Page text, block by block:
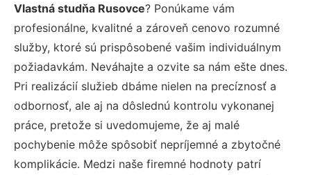
Vlastná studňa Rusovce? Ponúkame vám
profesionálne, kvalitné a zároveň cenovo rozumné
služby, ktoré sú prispôsobené vašim individuálnym
požiadavkám. Neváhajte a ozvite sa nám ešte dnes.
Pri realizácií služieb dbáme nielen na precíznosť a
odbornosť, ale aj na dôslednú kontrolu vykonanej
práce, pretože si uvedomujeme, že aj malé
pochybenie môže spôsobiť nepríjemné a zbytočné
komplikácie. Medzi naše firemné hodnoty patrí